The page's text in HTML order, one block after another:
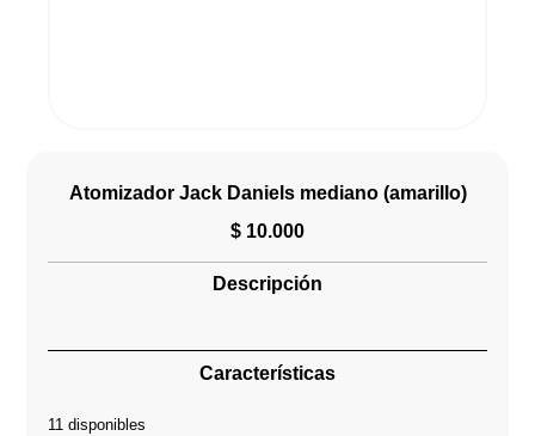
Atomizador Jack Daniels mediano (amarillo)
$ 10.000
Descripción
Características
11 disponibles